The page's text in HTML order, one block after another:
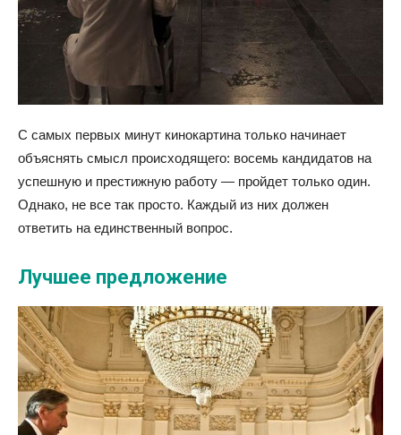
С самых первых минут кинокартина только начинает
объяснять смысл происходящего: восемь кандидатов на
успешную и престижную работу — пройдет только один.
Однако, не все так просто. Каждый из них должен
ответить на единственный вопрос.
Лучшее предложение